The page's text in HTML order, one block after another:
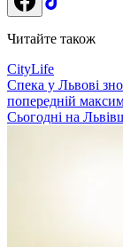
Читайте також
CityLife
Спека у Львові
попередній
Сьогодні на